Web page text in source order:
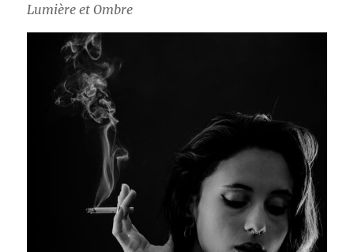
Lumière et Ombre